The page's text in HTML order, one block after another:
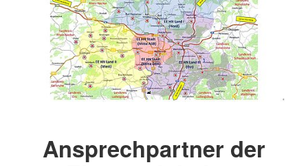
Ansprechpartner der